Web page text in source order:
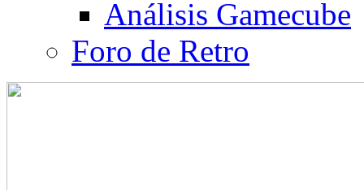
Análisis Gamecube
Foro de Retro